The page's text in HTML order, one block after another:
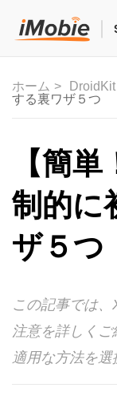
ロック解除&
マルチメディ
便利ツール
ソリューション
ダウンロード
サポート
ホーム DroidKit
する裏ワザ５つ
【簡
制的に
ザ５つ
この記事では
注意を詳しくご
適用な方法を選